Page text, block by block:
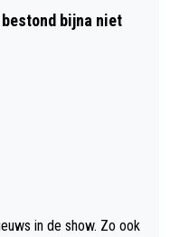
bijna niet
in de show. Zo ook